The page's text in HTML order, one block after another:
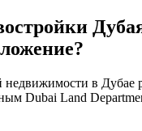
в Дубае
Dubai Land